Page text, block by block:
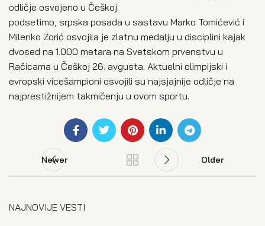
odličje osvojeno u Češkoj.
podsetimo, srpska posada u sastavu Marko Tomićević i
Milenko Zorić osvojila je zlatnu medalju u disciplini kajak
dvosed na 1.000 metara na Svetskom prvenstvu u
Račicama u Češkoj 26. avgusta. Aktuelni olimpijski i
evropski vicešampioni osvojili su najsjajnije odličje na
najprestižnijem takmičenju u ovom sportu.
Newer Older
NAJNOVIJE VESTI